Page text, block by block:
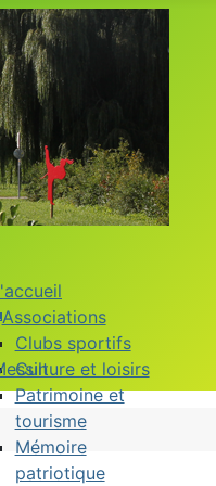
Associations
Clubs sportifs
Culture et loisirs
Patrimoine et
tourisme
Mémoire
patriotique